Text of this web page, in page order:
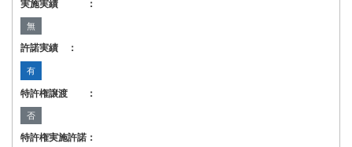
実施実績 ：
無
許諾実績 ：
有
特許権譲渡 ：
否
特許権実施許諾：